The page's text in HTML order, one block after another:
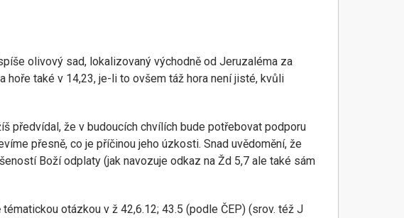
olivový sad, lokalizovaný východně od Jeruzaléma za
také v 14,23, je-li to ovšem táž hora není jisté, kvůli
předvídal, že v budoucích chvílích bude potřebovat podporu
přesně, co je příčinou jeho úzkosti. Snad uvědomění, že
Boží odplaty (jak navozuje odkaz na Žd 5,7 ale také sám
otázkou v ž 42,6.12; 43.5 (podle ČEP) (srov. též J